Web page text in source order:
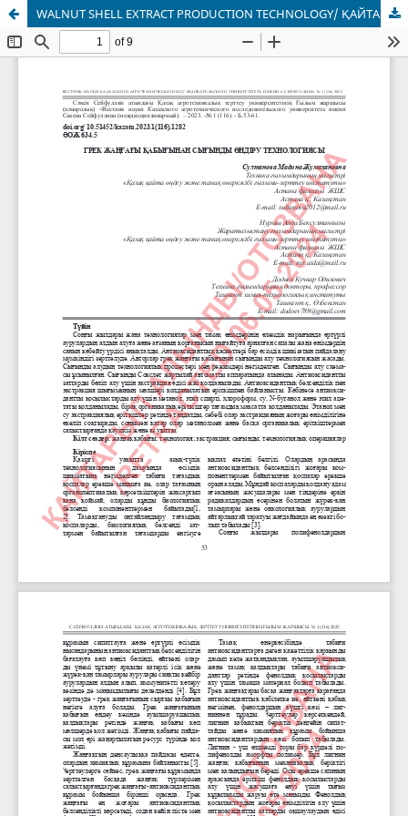
WALNUT SHELL EXTRACT PRODUCTION TECHNOLOGY/ ҚАЙТАРЫП АЛЫНДЫ/ОТОЗВАНО/RETRACTED 06.05.2024